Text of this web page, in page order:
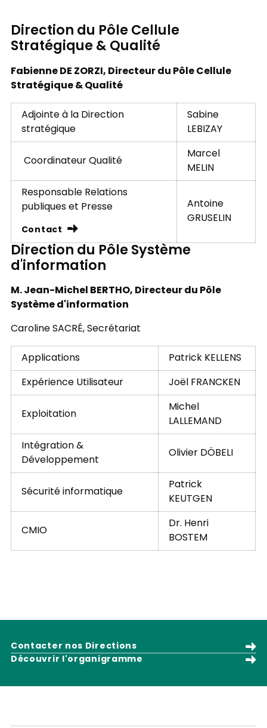
Direction du Pôle Cellule
Stratégique & Qualité
Fabienne DE ZORZI, Directeur du Pôle Cellule
Stratégique & Qualité
Adjointe à la Direction
stratégique
Sabine
LEBIZAY
Coordinateur Qualité
Marcel
MELIN
Responsable Relations
publiques et Presse
Contact
Antoine
GRUSELIN
Direction du Pôle Système
d'information
M. Jean-Michel BERTHO, Directeur du Pôle
Système d'information
Caroline SACRÉ, Secrétariat
Applications
Patrick KELLENS
Expérience Utilisateur
Joël FRANCKEN
Exploitation
Michel
LALLEMAND
Intégration &
Développement
Olivier DÖBELI
Sécurité informatique
Patrick
KEUTGEN
CMIO
Dr. Henri
BOSTEM
Contacter nos Directions
Découvrir l'organigramme